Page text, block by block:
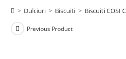
> Dulciuri > Biscuiti > Biscuiti COSI
Previous Product